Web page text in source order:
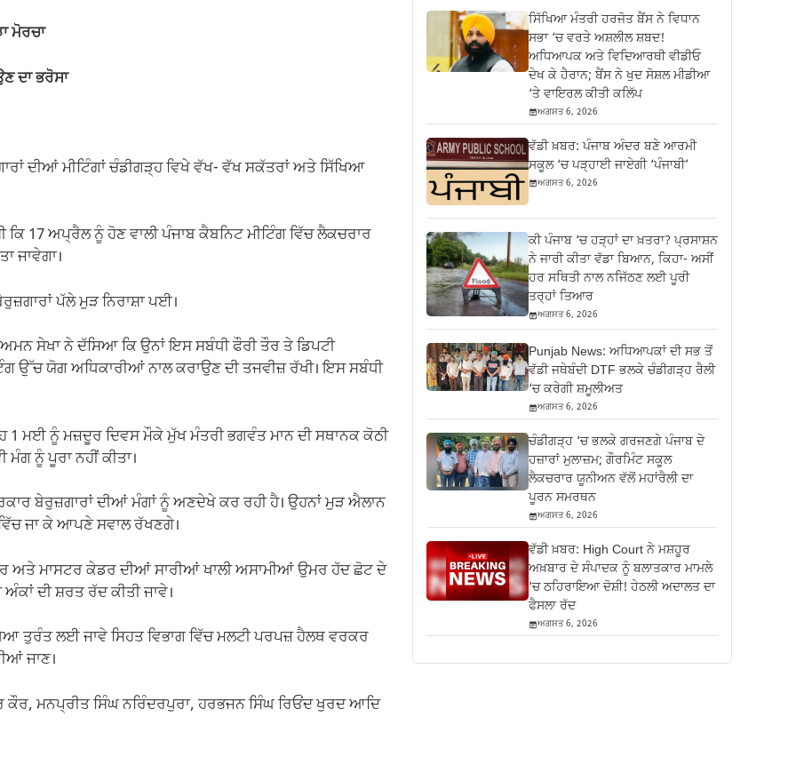
ਮੋਰਚਾ
ਦਾ ਭਰੋਸਾ
ਦੀਆਂ ਮੀਟਿੰਗਾਂ ਚੰਡੀਗੜ੍ਹ ਵਿਖੇ ਵੱਖ- ਵੱਖ ਸਕੱਤਰਾਂ ਅਤੇ ਸਿੱਖਿਆ
17 ਅਪ੍ਰੈਲ ਨੂੰ ਹੋਣ ਵਾਲੀ ਪੰਜਾਬ ਕੈਬਨਿਟ ਮੀਟਿੰਗ ਵਿੱਚ ਲੈਕਚਰਾਰ
ਜਾਵੇਗਾ।
ਪੱਲੇ ਮੁੜ ਨਿਰਾਸ਼ਾ ਪਈ।
ਸੇਖਾ ਨੇ ਦੱਸਿਆ ਕਿ ਉਨਾਂ ਇਸ ਸਬੰਧੀ ਫੌਰੀ ਤੌਰ ਤੇ ਡਿਪਟੀ
ਉੱਚ ਯੋਗ ਅਧਿਕਾਰੀਆਂ ਨਾਲ ਕਰਾਉਣ ਦੀ ਤਜਵੀਜ਼ ਰੱਖੀ। ਇਸ ਸਬੰਧੀ
ਮਈ ਨੂੰ ਮਜ਼ਦੂਰ ਦਿਵਸ ਮੌਕੇ ਮੁੱਖ ਮੰਤਰੀ ਭਗਵੰਤ ਮਾਨ ਦੀ ਸਥਾਨਕ ਕੋਠੀ
ਮੰਗ ਨੂੰ ਪੂਰਾ ਨਹੀਂ ਕੀਤਾ।
ਬੇਰੁਜ਼ਗਾਰਾਂ ਦੀਆਂ ਮੰਗਾਂ ਨੂੰ ਅਣਦੇਖੇ ਕਰ ਰਹੀ ਹੈ। ਉਹਨਾਂ ਮੁੜ ਐਲਾਨ
ਜਾ ਕੇ ਆਪਣੇ ਸਵਾਲ ਰੱਖਣਗੇ।
ਅਤੇ ਮਾਸਟਰ ਕੇਡਰ ਦੀਆਂ ਸਾਰੀਆਂ ਖਾਲੀ ਅਸਾਮੀਆਂ ਉਮਰ ਹੱਦ ਛੋਟ ਦੇ
ਦੀ ਸ਼ਰਤ ਰੱਦ ਕੀਤੀ ਜਾਵੇ।
ਤੁਰੰਤ ਲਈ ਜਾਵੇ ਸਿਹਤ ਵਿਭਾਗ ਵਿੱਚ ਮਲਟੀ ਪਰਪਜ਼ ਹੈਲਥ ਵਰਕਰ
ਜਾਣ।
ਕੌਰ, ਮਨਪ੍ਰੀਤ ਸਿੰਘ ਨਰਿੰਦਰਪੁਰਾ, ਹਰਭਜਨ ਸਿੰਘ ਰਿਓਂਦ ਖੁਰਦ ਆਦਿ
ਸਿੱਖਿਆ ਮੰਤਰੀ ਹਰਜੋਤ ਬੈਂਸ ਨੇ ਵਿਧਾਨ
ਸਭਾ ‘ਚ ਵਰਤੇ ਅਸ਼ਲੀਲ ਸ਼ਬਦ!
ਅਧਿਆਪਕ ਅਤੇ ਵਿਦਿਆਰਥੀ ਵੀਡੀਓ
ਦੇਖ ਕੇ ਹੈਰਾਨ; ਬੈਂਸ ਨੇ ਖੁਦ ਸੋਸ਼ਲ ਮੀਡੀਆ
‘ਤੇ ਵਾਇਰਲ ਕੀਤੀ ਕਲਿੱਪ
ਅਗਸਤ 6, 2026
ਵੱਡੀ ਖ਼ਬਰ: ਪੰਜਾਬ ਅੰਦਰ ਬਣੇ ਆਰਮੀ
ਸਕੂਲ ‘ਚ ਪੜ੍ਹਾਈ ਜਾਏਗੀ ‘ਪੰਜਾਬੀ’
ਅਗਸਤ 6, 2026
ਕੀ ਪੰਜਾਬ ‘ਚ ਹੜ੍ਹਾਂ ਦਾ ਖ਼ਤਰਾ? ਪ੍ਰਸਾਸ਼ਨ
ਨੇ ਜਾਰੀ ਕੀਤਾ ਵੱਡਾ ਬਿਆਨ, ਕਿਹਾ- ਅਸੀਂ
ਹਰ ਸਥਿਤੀ ਨਾਲ ਨਜਿੱਠਣ ਲਈ ਪੂਰੀ
ਤਰ੍ਹਾਂ ਤਿਆਰ
ਅਗਸਤ 6, 2026
Punjab News: ਅਧਿਆਪਕਾਂ ਦੀ ਸਭ ਤੋਂ
ਵੱਡੀ ਜਥੇਬੰਦੀ DTF ਭਲਕੇ ਚੰਡੀਗੜ੍ਹ ਰੈਲੀ
‘ਚ ਕਰੇਗੀ ਸ਼ਮੂਲੀਅਤ
ਅਗਸਤ 6, 2026
ਚੰਡੀਗੜ੍ਹ ‘ਚ ਭਲਕੇ ਗਰਜਣਗੇ ਪੰਜਾਬ ਦੇ
ਹਜ਼ਾਰਾਂ ਮੁਲਾਜ਼ਮ; ਗੌਰਮਿੰਟ ਸਕੂਲ
ਲੈਕਚਰਾਰ ਯੂਨੀਅਨ ਵੱਲੋਂ ਮਹਾਂਰੈਲੀ ਦਾ
ਪੂਰਨ ਸਮਰਥਨ
ਅਗਸਤ 6, 2026
ਵੱਡੀ ਖ਼ਬਰ: High Court ਨੇ ਮਸ਼ਹੂਰ
ਅਖ਼ਬਾਰ ਦੇ ਸੰਪਾਦਕ ਨੂੰ ਬਲਾਤਕਾਰ ਮਾਮਲੇ
‘ਚ ਠਹਿਰਾਇਆ ਦੋਸ਼ੀ! ਹੇਠਲੀ ਅਦਾਲਤ ਦਾ
ਫੈਸਲਾ ਰੱਦ
ਅਗਸਤ 6, 2026